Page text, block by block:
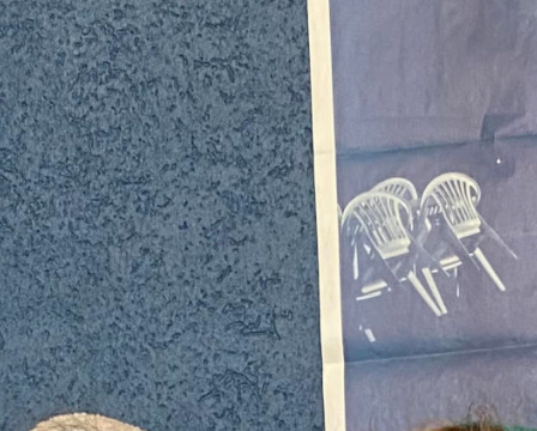
Ausgabe von Insom(mer)nia fragen wir
weiter zuClaire Serres’ “The Waves Choir”
ein Chorprojekt, dass die Stimmen in
unseren Köpfen zum Klingen bringt.
Alle unsere Nachtsongs haben wir in einer
Playlist zur Feier der Schlaflosigkeit
versammelt,hierkannst du reinhören.
21. Juli 2022
Moderation: Shannon Hughes und Jana
Heimgartner